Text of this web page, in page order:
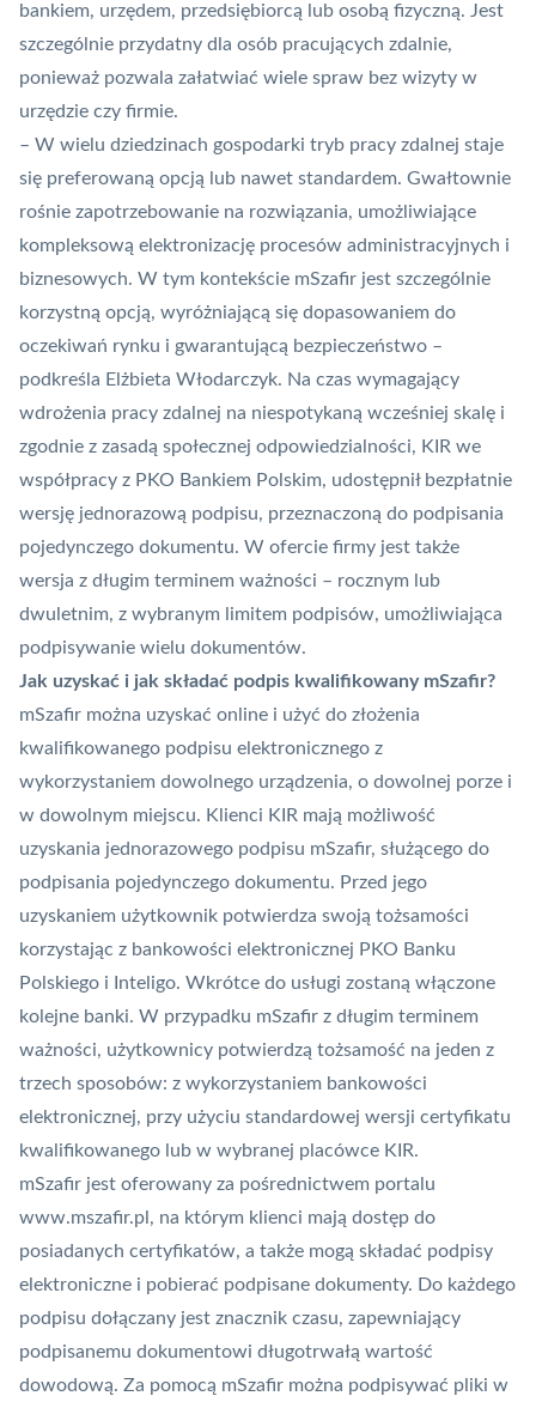
bankiem, urzędem, przedsiębiorcą lub osobą fizyczną. Jest
szczególnie przydatny dla osób pracujących zdalnie,
ponieważ pozwala załatwiać wiele spraw bez wizyty w
urzędzie czy firmie.
– W wielu dziedzinach gospodarki tryb pracy zdalnej staje
się preferowaną opcją lub nawet standardem. Gwałtownie
rośnie zapotrzebowanie na rozwiązania, umożliwiające
kompleksową elektronizację procesów administracyjnych i
biznesowych. W tym kontekście mSzafir jest szczególnie
korzystną opcją, wyróżniającą się dopasowaniem do
oczekiwań rynku i gwarantującą bezpieczeństwo –
podkreśla Elżbieta Włodarczyk. Na czas wymagający
wdrożenia pracy zdalnej na niespotykaną wcześniej skalę i
zgodnie z zasadą społecznej odpowiedzialności, KIR we
współpracy z PKO Bankiem Polskim, udostępnił bezpłatnie
wersję jednorazową podpisu, przeznaczoną do podpisania
pojedynczego dokumentu. W ofercie firmy jest także
wersja z długim terminem ważności – rocznym lub
dwuletnim, z wybranym limitem podpisów, umożliwiająca
podpisywanie wielu dokumentów.
Jak uzyskać i jak składać podpis kwalifikowany mSzafir?
mSzafir można uzyskać online i użyć do złożenia
kwalifikowanego podpisu elektronicznego z
wykorzystaniem dowolnego urządzenia, o dowolnej porze i
w dowolnym miejscu. Klienci KIR mają możliwość
uzyskania jednorazowego podpisu mSzafir, służącego do
podpisania pojedynczego dokumentu. Przed jego
uzyskaniem użytkownik potwierdza swoją tożsamości
korzystając z bankowości elektronicznej PKO Banku
Polskiego i
Inteligo. Wkrótce do usługi zostaną włączone
kolejne banki. W przypadku mSzafir z długim terminem
ważności, użytkownicy potwierdzą tożsamość na jeden z
trzech sposobów: z wykorzystaniem bankowości
elektronicznej, przy użyciu standardowej wersji certyfikatu
kwalifikowanego lub w wybranej placówce KIR.
mSzafir jest oferowany za pośrednictwem portalu
www.mszafir.pl , na którym klienci mają dostęp do
posiadanych certyfikatów, a także mogą składać podpisy
elektroniczne i pobierać podpisane dokumenty. Do każdego
podpisu dołączany jest znacznik czasu, zapewniający
podpisanemu dokumentowi długotrwałą wartość
dowodową. Za pomocą mSzafir można podpisywać pliki w